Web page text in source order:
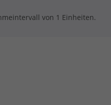
von 1 Einheiten.